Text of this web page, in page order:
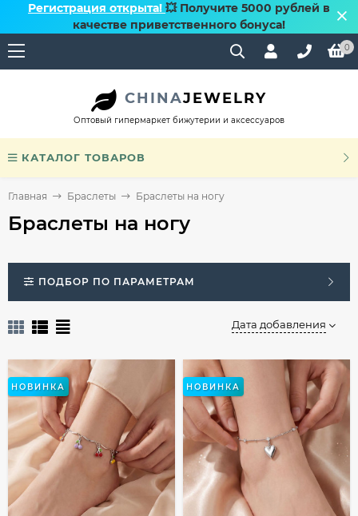
Регистрация открыта! 💥 Получите 5000 рублей в
качестве приветственного бонуса!
0
CHINAJEWELRY
Оптовый гипермаркет бижутерии и аксессуаров
КАТАЛОГ ТОВАРОВ
Главная Браслеты Браслеты на ногу
Браслеты на ногу
ПОДБОР ПО ПАРАМЕТРАМ
Дата добавления
НОВИНКА НОВИНКА